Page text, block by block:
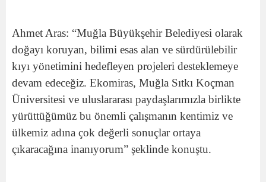
Ahmet Aras: “Muğla Büyükşehir Belediyesi olarak
doğayı koruyan, bilimi esas alan ve sürdürülebilir
kıyı yönetimini hedefleyen projeleri desteklemeye
devam edeceğiz. Ekomiras, Muğla Sıtkı Koçman
Üniversitesi ve uluslararası paydaşlarımızla birlikte
yürüttüğümüz bu önemli çalışmanın kentimiz ve
ülkemiz adına çok değerli sonuçlar ortaya
çıkaracağına inanıyorum” şeklinde konuştu.